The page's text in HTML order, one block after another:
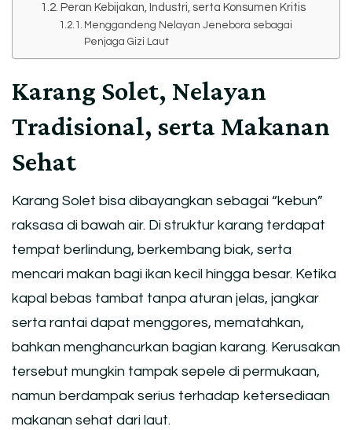
Peran Kebijakan, Industri, serta Konsumen Kritis
Menggandeng Nelayan Jenebora sebagai
Penjaga Gizi Laut
Karang Solet, Nelayan
Tradisional, serta Makanan
Sehat
Karang Solet bisa dibayangkan sebagai “kebun”
raksasa di bawah air. Di struktur karang terdapat
tempat berlindung, berkembang biak, serta
mencari makan bagi ikan kecil hingga besar. Ketika
kapal bebas tambat tanpa aturan jelas, jangkar
serta rantai dapat menggores, mematahkan,
bahkan menghancurkan bagian karang. Kerusakan
tersebut mungkin tampak sepele di permukaan,
namun berdampak serius terhadap ketersediaan
makanan sehat dari laut.